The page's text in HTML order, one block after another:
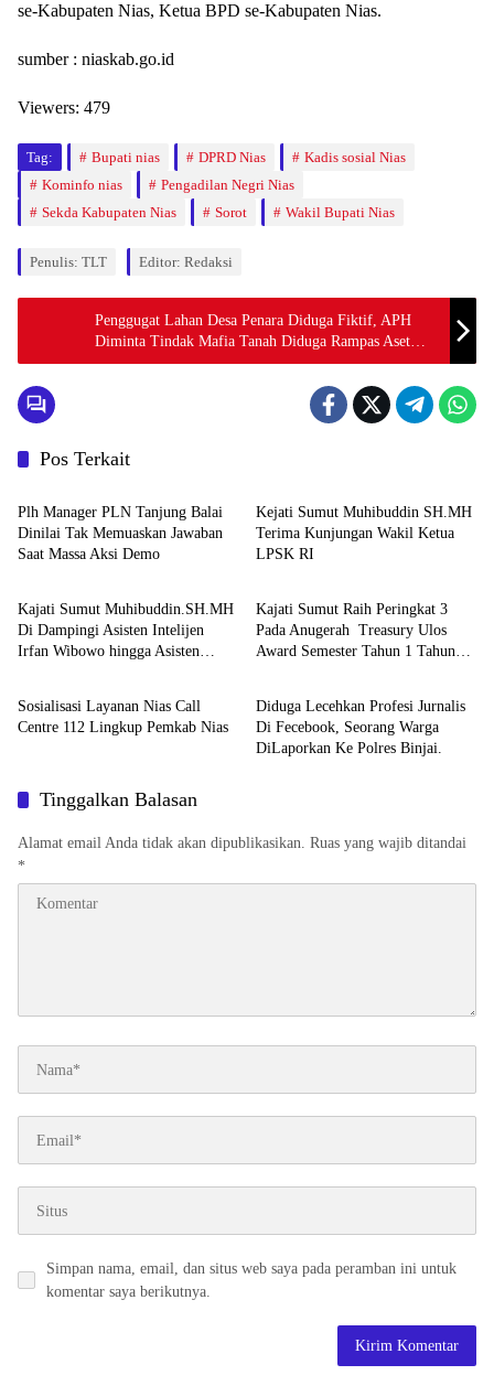
se-Kabupaten Nias, Ketua BPD se-Kabupaten Nias.
sumber : niaskab.go.id
Viewers: 479
Tag: Bupati nias DPRD Nias
Kadis sosial Nias
Kominfo nias
Pengadilan Negri Nias
Sekda Kabupaten Nias
Sorot Wakil Bupati Nias
Penulis: TLT Editor: Redaksi
Penggugat Lahan Desa Penara Diduga Fiktif, APH
Diminta Tindak Mafia Tanah Diduga Rampas Aset
HGU PTPN I Region I
Pos Terkait
Berita
Plh Manager PLN Tanjung Balai
Dinilai Tak Memuaskan Jawaban
Saat Massa Aksi Demo
Kejati Sumut Muhibuddin SH.MH
Terima Kunjungan Wakil Ketua
LPSK RI
Berita
Kajati Sumut Muhibuddin.SH.MH
Di Dampingi Asisten Intelijen
Irfan Wibowo hingga Asisten
Berita
Kajati Sumut Raih Peringkat 3
Pada Anugerah Treasury Ulos
Award Semester Tahun 1 Tahun
Berita
Sosialisasi Layanan Nias Call
Centre 112 Lingkup Pemkab Nias
Berita
Diduga Lecehkan Profesi Jurnalis
Di Fecebook, Seorang Warga
DiLaporkan Ke Polres Binjai.
Tinggalkan Balasan
Alamat email Anda tidak akan dipublikasikan. Ruas yang wajib ditandai
*
Simpan nama, email, dan situs web saya pada peramban ini untuk
komentar saya berikutnya.